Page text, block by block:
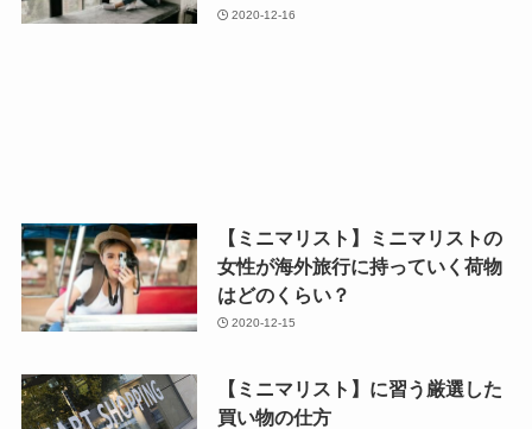
2020-12-16
【ミニマリスト】ミニマリストの
女性が海外旅行に持っていく荷物
はどのくらい？
2020-12-15
【ミニマリスト】に習う厳選した
買い物の仕方